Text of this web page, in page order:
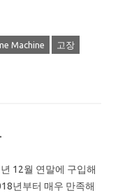
Machine 고장
12월 연말에 구입해
년부터 매우 만족해